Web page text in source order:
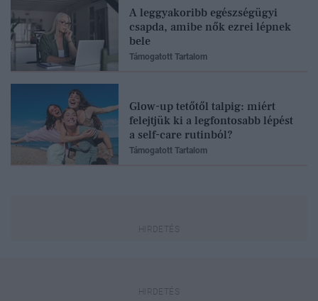
A leggyakoribb egészségügyi
csapda, amibe nők ezrei lépnek
bele
Támogatott Tartalom
Glow-up tetőtől talpig: miért
felejtjük ki a legfontosabb lépést
a self-care rutinból?
Támogatott Tartalom